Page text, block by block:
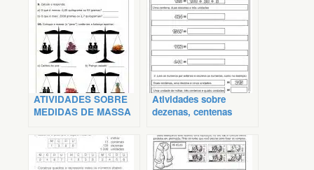
ATIVIDADES SOBRE
MEDIDAS DE MASSA
Atividades sobre
dezenas, centenas